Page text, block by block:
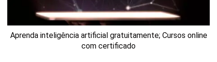
Aprenda inteligência artificial gratuitamente; Cursos online
com certificado